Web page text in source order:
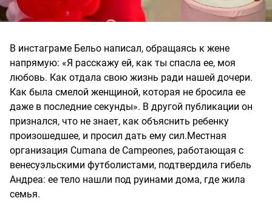
В инстаграме Бельо написал, обращаясь к жене
напрямую: «Я расскажу ей, как ты спасла ее, моя
любовь. Как отдала свою жизнь ради нашей дочери.
Как была смелой женщиной, которая не бросила ее
даже в последние секунды». В другой публикации он
признался, что не знает, как объяснить ребенку
произошедшее, и просил дать ему сил.Местная
организация Cumana de Campeones, работающая с
венесуэльскими футболистами, подтвердила гибель
Андреа: ее тело нашли под руинами дома, где жила
семья.